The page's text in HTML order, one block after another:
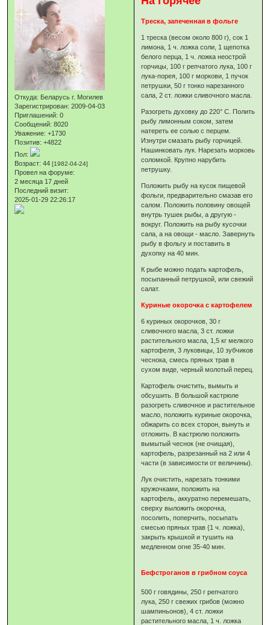
Откуда: Беларусь г. Могилев
Зарегистрирован: 2009-04-03
Приглашений: 0
Сообщений: 8020
Уважение: +1730
Позитив: +4822
Пол:
Возраст: 44[1982-04-24]
Провел на форуме:
2 месяца 17 дней
Последний визит:
2025-01-29 22:26:17
Треска, запеченная в фольге
1 треска (весом около 800 г), сок 1
лимона, 1 ч. ложка соли, 1 щепотка
белого перца, 1 ч. ложка неострой
горчицы, 100 г репчатого лука, 100 г
лука-порея, 100 г моркови, 1 пучок
петрушки, 50 г тонко нарезанного
сала, 2 ст. ложки сливочного масла.
Разогреть духовку до 220° С. Полить
рыбу лимонным соком, затем
натереть ее солью с перцем.
Изнутри смазать рыбу горчицей.
Нашинковать лук. Нарезать морковь
соломкой. Крупно нарубить
петрушку.
Положить рыбу на кусок пищевой
фольги, предварительно смазав его
салом. Положить половину овощей
внутрь тушек рыбы, а другую -
вокруг. Положить на рыбу кусочки
сала, а на овощи - масло. Завернуть
рыбу в фольгу и поставить в
духопку на 40 мин.
К рыбе можно подать картофель,
посыпанный петрушкой, или свежий
салат.
Куриные окорочка с картофелем
6 куриных окорочков, 30 г
сливочного масла, 3 ст. ложки
растительного масла, 1,5 кг мелкого
картофеля, 3 луковицы, 10 зубчиков
чеснока, смесь пряных трав в
сухом виде, черный молотый перец.
Картофель очистить, вымыть и
обсушить. В большой кастрюле
разогреть сливочное и растительное
масло, положить куриные окорочка,
обжарить со всех сторон, вынуть и
отложить. В кастрюлю положить
вымытый чеснок (не очищая),
картофель, разрезанный на 2 или 4
части (в зависимости от величины).
Лук очистить, нарезать тонкими
кружочками, положить на
картофель, аккуратно перемешать,
сверху выложить окорочка,
посолить, поперчить, посыпать
смесью пряных трав {1 ч. ложка),
закрыть крышкой и тушить на
медленном огне 35-40 мин.
Бефстроганов в грибном соуса
500 г говядины, 250 г репчатого
лука, 250 г свежих грибов (можно
шампиньонов), 4 ст. ложки
растительного масла, 1 ч. ложка